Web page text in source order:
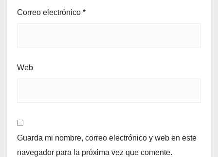
Correo electrónico *
Web
Guarda mi nombre, correo electrónico y web en este
navegador para la próxima vez que comente.